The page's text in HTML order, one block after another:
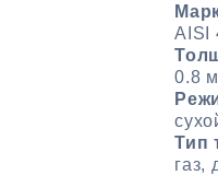
AISI
0.8
Тип
газ,